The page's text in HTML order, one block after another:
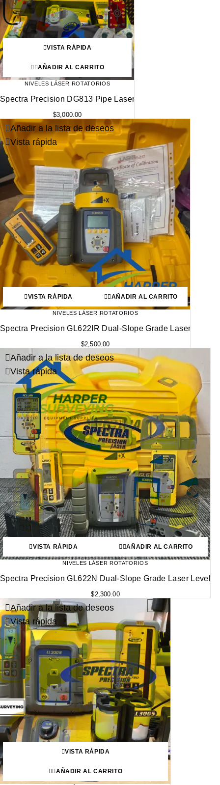
VISTA RÁPIDA
AÑADIR AL CARRITO
NIVELES LÁSER ROTATORIOS
Spectra Precision DG813 Pipe Laser
$3,000.00
Añadir a la lista de deseos
Vista rápida
VISTA RÁPIDA AÑADIR AL CARRITO
NIVELES LÁSER ROTATORIOS
Spectra Precision GL622IR Dual-Slope Grade Laser
$2,500.00
Añadir a la lista de deseos
Vista rápida
VISTA RÁPIDA AÑADIR AL CARRITO
NIVELES LÁSER ROTATORIOS
Spectra Precision GL622N Dual-Slope Grade Laser Level
$2,300.00
-25%
Añadir a la lista de deseos
Vista rápida
VISTA RÁPIDA
AÑADIR AL CARRITO